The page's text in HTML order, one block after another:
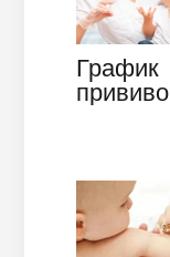
График